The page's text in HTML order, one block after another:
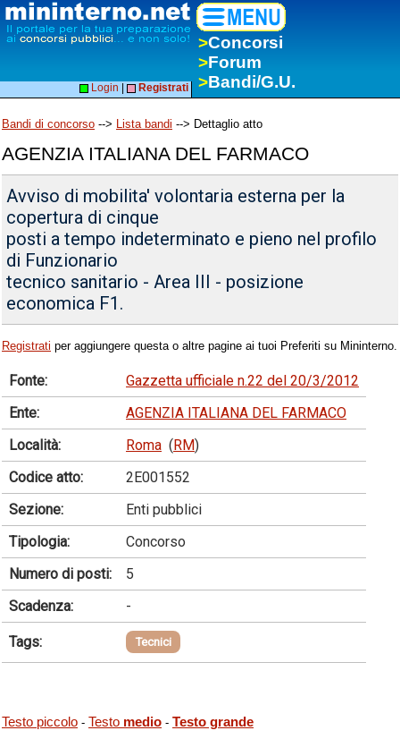
>Concorsi
>Forum
>Bandi/G.U.
Login Registrati
Bandi di concorso --> Lista bandi --> Dettaglio atto
AGENZIA ITALIANA DEL FARMACO
Avviso di mobilita' volontaria esterna per la
copertura di cinque
posti a tempo indeterminato e pieno nel profilo
di Funzionario
tecnico sanitario - Area III - posizione
economica F1.
Registrati per aggiungere questa o altre pagine ai tuoi Preferiti su Mininterno.
Fonte:
Gazzetta ufficiale n.22 del 20/3/2012
Ente:
AGENZIA ITALIANA DEL FARMACO
Località:
Roma (RM)
Codice atto:
2E001552
Sezione:
Enti pubblici
Tipologia:
Concorso
Numero di posti:
5
Scadenza:
-
Tags: Tecnici
Testo piccolo - Testo medio - Testo grande